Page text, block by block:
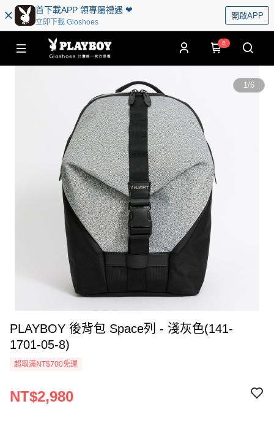
首下載APP 領專屬禮遇 ❤︎
立即下載 Gioshoes
開啟APP
0
1/6
PLAYBOY 後背包 Space列 - 淺灰色(141-
1701-05-8)
超取滿NT$700免運
NT$2,980